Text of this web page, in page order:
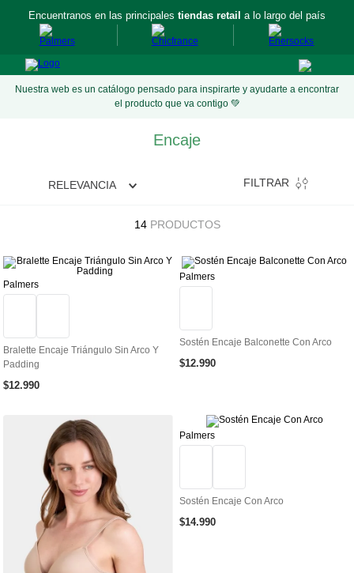
Encuentranos en las principales tiendas retail a lo largo del país
Nuestra web es un catálogo pensado para inspirarte y ayudarte a encontrar
el producto que va contigo 💚
Encaje
RELEVANCIA FILTRAR
14 PRODUCTOS
Palmers
Bralette Encaje Triángulo Sin Arco Y
Padding
$12.990
Palmers
Sostén Encaje Balconette Con Arco
$12.990
Palmers
Sostén Encaje Con Arco
$14.990